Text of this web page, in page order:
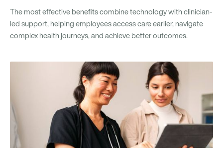
The most effective benefits combine technology with clinician-
led support, helping employees access care earlier, navigate
complex health journeys, and achieve better outcomes.